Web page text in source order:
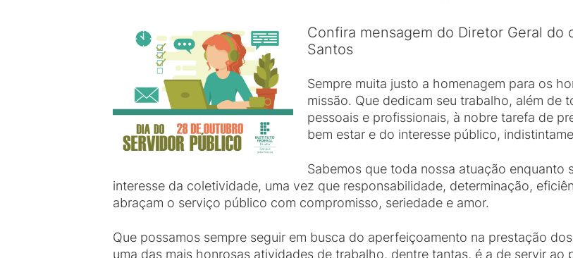
Confira mensagem do Diretor Geral do
Santos
Sempre muita justo a homenagem para os
missão. Que dedicam seu trabalho, além
pessoais e profissionais, à nobre tarefa de
bem estar e do interesse público,
Sabemos que toda nossa atuação
interesse da coletividade, uma vez que responsabilidade, determinação,
abraçam o serviço público com compromisso, seriedade e amor.
Que possamos sempre seguir em busca do aperfeiçoamento na prestação
uma das mais honrosas atividades de trabalho, dentre tantas, é a de servir ao